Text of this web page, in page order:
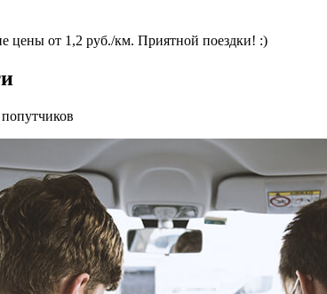
цены от 1,2 руб./км. Приятной поездки! :)